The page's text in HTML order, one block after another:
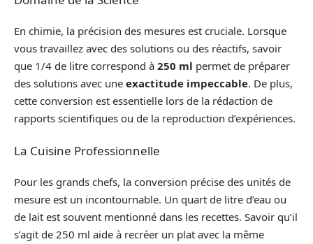
En chimie, la précision des mesures est cruciale. Lorsque
vous travaillez avec des solutions ou des réactifs, savoir
que 1/4 de litre correspond à 250 ml permet de préparer
des solutions avec une exactitude impeccable. De plus,
cette conversion est essentielle lors de la rédaction de
rapports scientifiques ou de la reproduction d’expériences.
La Cuisine Professionnelle
Pour les grands chefs, la conversion précise des unités de
mesure est un incontournable. Un quart de litre d’eau ou
de lait est souvent mentionné dans les recettes. Savoir qu’il
s’agit de 250 ml aide à recréer un plat avec la même